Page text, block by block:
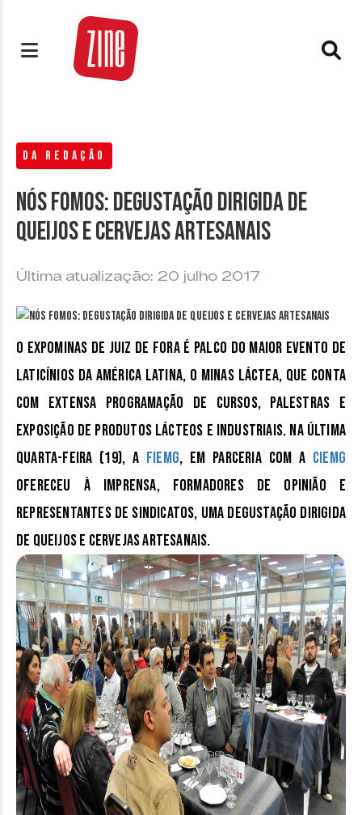
DA REDAÇÃO
Nós fomos: Degustação Dirigida de
Queijos e Cervejas Artesanais
Última atualização: 20 julho 2017
O Expominas de Juiz de Fora é palco do maior evento de
laticínios da América Latina, o Minas Láctea, que conta
com extensa programação de cursos, palestras e
exposição de produtos lácteos e industriais. Na última
quarta-feira (19), a FIEMG, em parceria com a CIEMG
ofereceu à imprensa, formadores de opinião e
representantes de sindicatos, uma Degustação Dirigida
de Queijos e Cervejas Artesanais.